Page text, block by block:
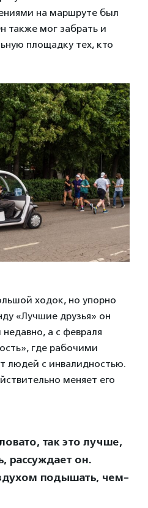
на маршруте был
также мог забрать и
площадку тех, кто
ходок, но упорно
«Лучшие друзья» он
а с февраля
где рабочими
людей с инвалидностью.
меняет его
так это лучше,
рассуждает он.
подышать, чем-